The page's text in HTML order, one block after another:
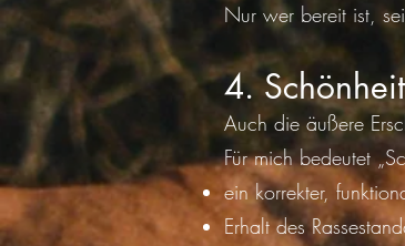
Nur wer bereit ist,
4.
Auch die äußere
Für mich bedeutet
ein korrekter,
Erhalt des